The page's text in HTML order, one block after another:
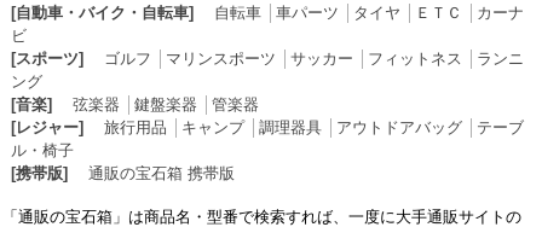
[自動車・バイク・自転車]
自転車│ 車パーツ タイヤ ＥＴＣ
カーナ
ビ
[スポーツ]
ゴルフ マリンスポーツ サッカー フィットネス
ランニ
ング
[音楽]
弦楽器 鍵盤楽器
管楽器
[レジャー]
旅行用品 キャンプ│ 調理器具│ アウトドアバッグ│ テーブ
ル・椅子
[携帯版]
通販の宝石箱 携帯版
「通販の宝石箱」は商品名・型番で検索すれば、一度に大手通販サイトの